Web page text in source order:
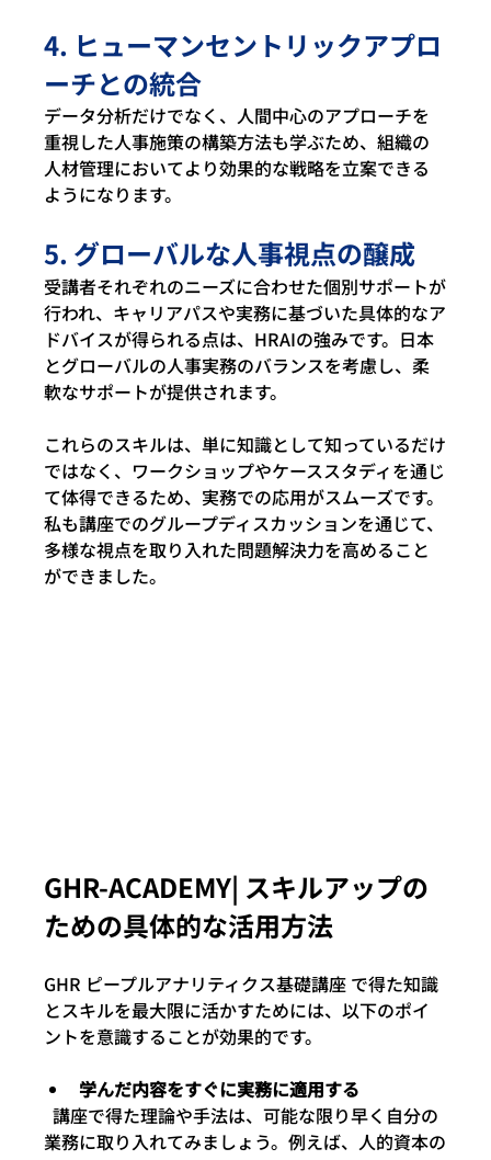
4. ヒューマンセントリックアプロ
ーチとの統合
データ分析だけでなく、人間中心のアプローチを
重視した人事施策の構築方法も学ぶため、組織の
人材管理においてより効果的な戦略を立案できる
ようになります。
5. グローバルな人事視点の醸成
受講者それぞれのニーズに合わせた個別サポートが
行われ、キャリアパスや実務に基づいた具体的なア
ドバイスが得られる点は、HRAIの強みです。日本
とグローバルの人事実務のバランスを考慮し、柔
軟なサポートが提供されます。
これらのスキルは、単に知識として知っているだけ
ではなく、ワークショップやケーススタディを通じ
て体得できるため、実務での応用がスムーズです。
私も講座でのグループディスカッションを通じて、
多様な視点を取り入れた問題解決力を高めること
ができました。
GHR-ACADEMY| スキルアップの
ための具体的な活用方法
GHR ピープルアナリティクス基礎講座 で得た知識
とスキルを最大限に活かすためには、以下のポイ
ントを意識することが効果的です。
学んだ内容をすぐに実務に適用する
  講座で得た理論や手法は、可能な限り早く自分の
業務に取り入れてみましょう。例えば、人的資本の